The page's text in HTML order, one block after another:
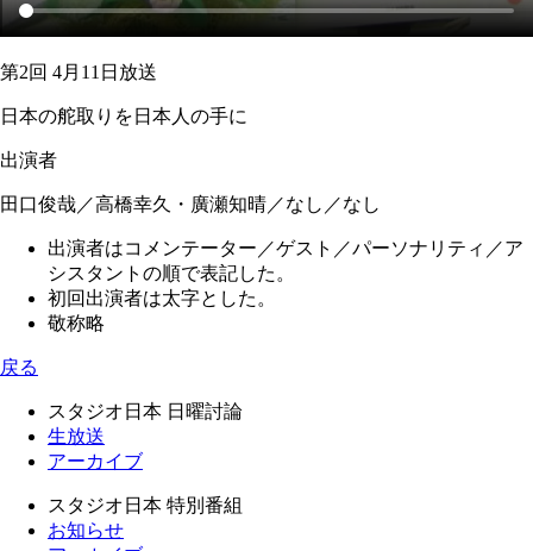
第2回 4月11日放送
日本の舵取りを日本人の手に
出演者
田口俊哉／高橋幸久・廣瀬知晴／なし／なし
出演者はコメンテーター／ゲスト／パーソナリティ／ア
シスタントの順で表記した。
初回出演者は太字とした。
敬称略
戻る
スタジオ日本 日曜討論
生放送
アーカイブ
スタジオ日本 特別番組
お知らせ